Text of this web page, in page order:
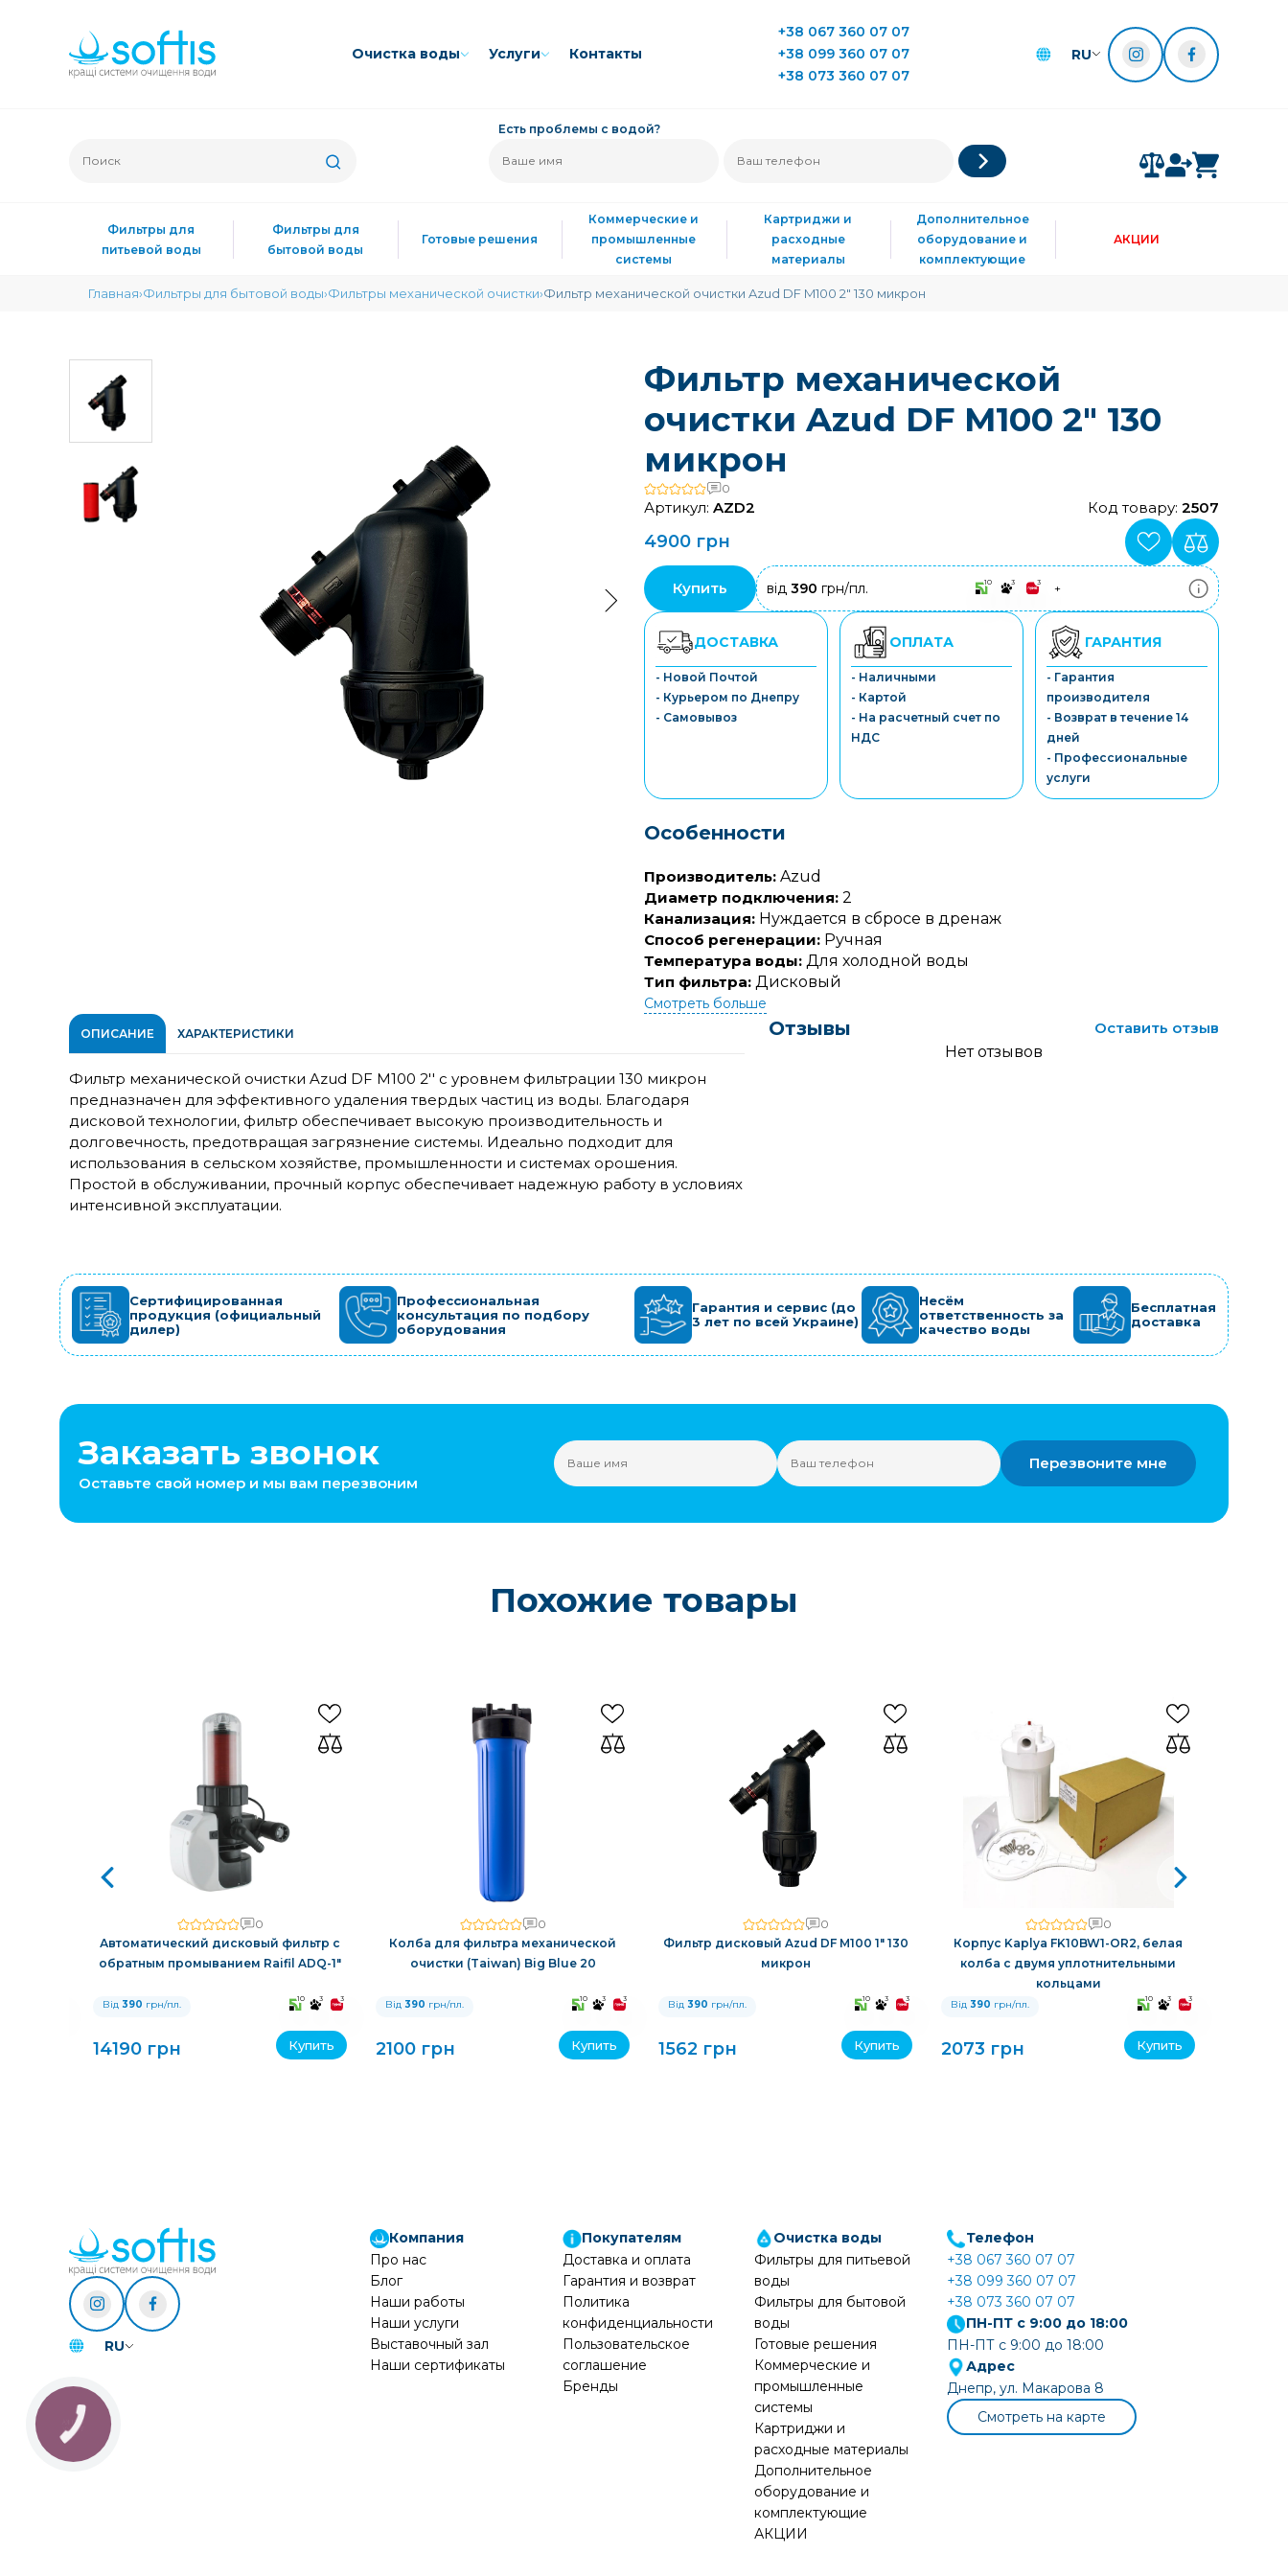
Очиcтка воды Услуги Контакты
+38 067 360 07 07
+38 099 360 07 07
+38 073 360 07 07
RU
Есть проблемы с водой?
Фильтры для
питьевой воды
Фильтры для
бытовой воды
Готовые решения
Коммерческие и
промышленные
системы
Картриджи и
расходные
материалы
Дополнительное
оборудование и
комплектующие
АКЦИИ
Главная Фильтры для бытовой воды Фильтры механической очистки Фильтр механической очистки Azud DF M100 2" 130 микрон
Фильтр механической
очистки Azud DF M100 2" 130
микрон
0
Артикул: AZD2 Код товару: 2507
4900 грн
Купить від 390 грн/пл. 10 3 3 +
3-10 платежів, кредит 0.01%
Монобанк
3-7 платежів, кредит 0.01%
ПУМБ
3-10 платежів, кредит 0.01%
3-10 платежів, кредит 0.01%
3-10 платежів, кредит 0.01%
Sens-Банк
3-10 платежів, кредит 0.01%
ДОСТАВКА
- Новой Почтой
- Курьером по Днепру
- Самовывоз
ОПЛАТА
- Наличными
- Картой
- На расчетный счет по
НДС
ГАРАНТИЯ
- Гарантия
производителя
- Возврат в течение 14
дней
- Профессиональные
услуги
Особенности
Производитель: Azud
Диаметр подключения: 2
Канализация: Нуждается в сбросе в дренаж
Способ регенерации: Ручная
Температура воды: Для холодной воды
Тип фильтра: Дисковый
Смотреть больше
ОПИСАНИЕ ХАРАКТЕРИСТИКИ
Фильтр механической очистки Azud DF M100 2'' с уровнем фильтрации 130 микрон
предназначен для эффективного удаления твердых частиц из воды. Благодаря
дисковой технологии, фильтр обеспечивает высокую производительность и
долговечность, предотвращая загрязнение системы. Идеально подходит для
использования в сельском хозяйстве, промышленности и системах орошения.
Простой в обслуживании, прочный корпус обеспечивает надежную работу в условиях
интенсивной эксплуатации.
Отзывы
Оставить отзыв
Нет отзывов
Сертифицированная
продукция (официальный
дилер)
Профессиональная
консультация по подбору
оборудования
Гарантия и сервис (до
3 лет по всей Украине)
Несём
ответственность за
качество воды
Бесплатная
доставка
Заказать звонок
Оставьте свой номер и мы вам перезвоним
Перезвоните мне
Похожие товары
0
Автоматический дисковый фильтр с
обратным промыванием Raifil ADQ-1"
Від 390 грн/пл. 10 3 3
14190 грн Купить
0
Колба для фильтра механической
очистки (Taiwan) Big Blue 20
Від 390 грн/пл. 10 3 3
2100 грн Купить
0
Фильтр дисковый Azud DF M100 1" 130
микрон
Від 390 грн/пл. 10 3 3
1562 грн Купить
0
Корпус Kaplya FK10BW1-OR2, белая
колба с двумя уплотнительными
кольцами
Від 390 грн/пл. 10 3 3
2073 грн Купить
RU
Компания
Про нас
Блог
Наши работы
Наши услуги
Выставочный зал
Наши сертификаты
Покупателям
Доставка и оплата
Гарантия и возврат
Политика
конфиденциальности
Пользовательское
соглашение
Бренды
Очистка воды
Фильтры для питьевой
воды
Фильтры для бытовой
воды
Готовые решения
Коммерческие и
промышленные
системы
Картриджи и
расходные материалы
Дополнительное
оборудование и
комплектующие
АКЦИИ
Телефон
+38 067 360 07 07
+38 099 360 07 07
+38 073 360 07 07
ПН-ПТ с 9:00 до 18:00
ПН-ПТ с 9:00 до 18:00
Адрес
Днепр, ул. Макарова 8
Смотреть на карте